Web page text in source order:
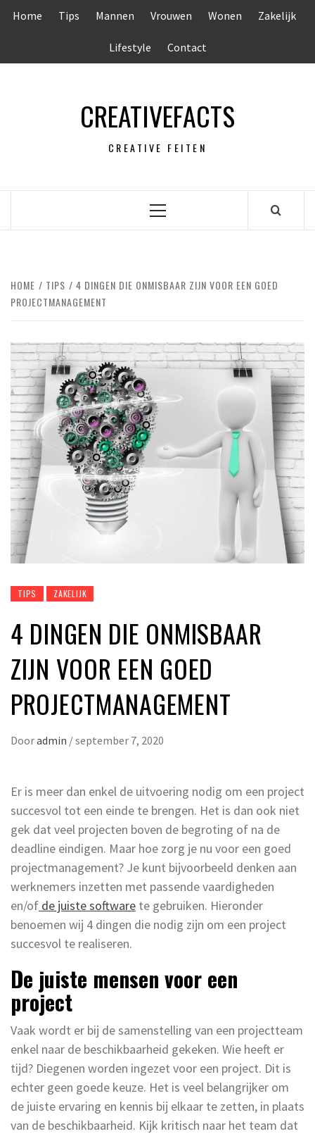
Home Tips Mannen Vrouwen Wonen Zakelijk
Lifestyle Contact
CREATIVEFACTS
CREATIVE FEITEN
Primair
HOME TIPS
4 DINGEN DIE ONMISBAAR ZIJN VOOR EEN GOED
PROJECTMANAGEMENT
TIPS ZAKELIJK
4 DINGEN DIE ONMISBAAR
ZIJN VOOR EEN GOED
PROJECTMANAGEMENT
Dooradmin /september 7, 2020
Er is meer dan enkel de uitvoering nodig om een project
succesvol tot een einde te brengen. Het is dan ook niet
gek dat veel projecten boven de begroting of na de
deadline eindigen. Maar hoe zorg je nu voor een goed
projectmanagement? Je kunt bijvoorbeeld denken aan
werknemers inzetten met passende vaardigheden
en/of de juiste software te gebruiken. Hieronder
benoemen wij 4 dingen die nodig zijn om een project
succesvol te realiseren.
De juiste mensen voor een
project
Vaak wordt er bij de samenstelling van een projectteam
enkel naar de beschikbaarheid gekeken. Wie heeft er
tijd? Diegenen worden ingezet voor een project. Dit is
echter geen goede keuze. Het is veel belangrijker om
de juiste ervaring en kennis bij elkaar te zetten, in plaats
van de beschikbaarheid. Kijk kritisch naar het team dat